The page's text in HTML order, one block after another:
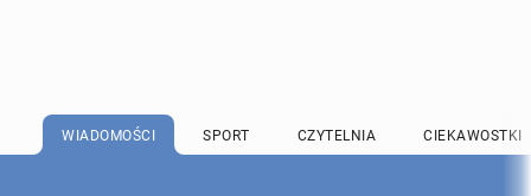
WIADOMOŚCI SPORT CZYTELNIA CIEKAWOSTKI